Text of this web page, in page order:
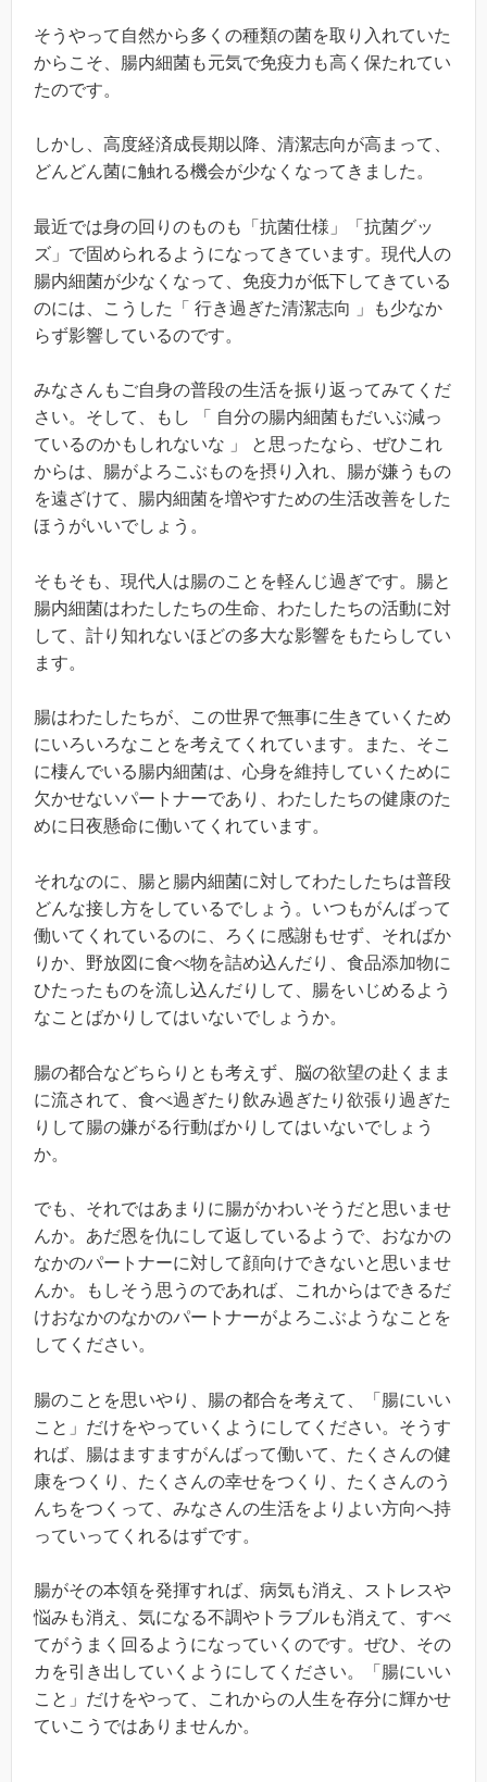
そうやって自然から多くの種類の菌を取り入れていた
からこそ、腸内細菌も元気で免疫力も高く保たれてい
たのです。
しかし、高度経済成長期以降、清潔志向が高まって、
どんどん菌に触れる機会が少なくなってきました。
最近では身の回りのものも「抗菌仕様」「抗菌グッ
ズ」で固められるようになってきています。現代人の
腸内細菌が少なくなって、免疫力が低下してきている
のには、こうした「 行き過ぎた清潔志向 」も少なか
らず影響しているのです。
みなさんもご自身の普段の生活を振り返ってみてくだ
さい。そして、もし 「 自分の腸内細菌もだいぶ減っ
ているのかもしれないな 」 と思ったなら、ぜひこれ
からは、腸がよろこぶものを摂り入れ、腸が嫌うもの
を遠ざけて、腸内細菌を増やすための生活改善をした
ほうがいいでしょう。
そもそも、現代人は腸のことを軽んじ過ぎです。腸と
腸内細菌はわたしたちの生命、わたしたちの活動に対
して、計り知れないほどの多大な影響をもたらしてい
ます。
腸はわたしたちが、この世界で無事に生きていくため
にいろいろなことを考えてくれています。また、そこ
に棲んでいる腸内細菌は、心身を維持していくために
欠かせないパートナーであり、わたしたちの健康のた
めに日夜懸命に働いてくれています。
それなのに、腸と腸内細菌に対してわたしたちは普段
どんな接し方をしているでしょう。いつもがんばって
働いてくれているのに、ろくに感謝もせず、そればか
りか、野放図に食べ物を詰め込んだり、食品添加物に
ひたったものを流し込んだりして、腸をいじめるよう
なことばかりしてはいないでしょうか。
腸の都合などちらりとも考えず、脳の欲望の赴くまま
に流されて、食べ過ぎたり飲み過ぎたり欲張り過ぎた
りして腸の嫌がる行動ばかりしてはいないでしょう
か。
でも、それではあまりに腸がかわいそうだと思いませ
んか。あだ恩を仇にして返しているようで、おなかの
なかのパートナーに対して顔向けできないと思いませ
んか。もしそう思うのであれば、これからはできるだ
けおなかのなかのパートナーがよろこぶようなことを
してください。
腸のことを思いやり、腸の都合を考えて、「腸にいい
こと」だけをやっていくようにしてください。そうす
れば、腸はますますがんばって働いて、たくさんの健
康をつくり、たくさんの幸せをつくり、たくさんのう
んちをつくって、みなさんの生活をよりよい方向へ持
っていってくれるはずです。
腸がその本領を発揮すれば、病気も消え、ストレスや
悩みも消え、気になる不調やトラブルも消えて、すべ
てがうまく回るようになっていくのです。ぜひ、その
カを引き出していくようにしてください。「腸にいい
こと」だけをやって、これからの人生を存分に輝かせ
ていこうではありませんか。